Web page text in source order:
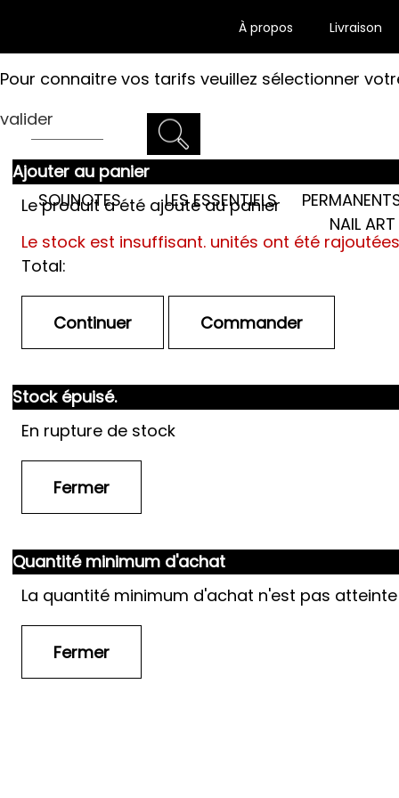
À propos Livraison
Pour connaitre vos tarifs veuillez sélectionner
valider
Ajouter au panier
Le produit a été ajouté au panier
Le stock est insuffisant. unités ont été
Total:
Stock épuisé.
En rupture de stock
Quantité minimum d'achat
La quantité minimum d'achat n'est pas atteinte
SOLINOTES LES ESSENTIELS
NAIL ART